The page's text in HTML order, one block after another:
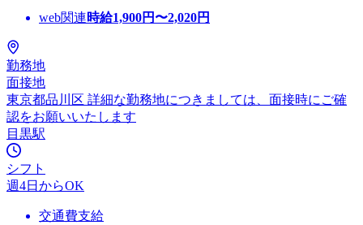
web関連時給1,900円〜2,020円
勤務地
面接地
東京都品川区 詳細な勤務地につきましては、面接時にご確
認をお願いいたします
目黒駅
シフト
週4日からOK
交通費支給